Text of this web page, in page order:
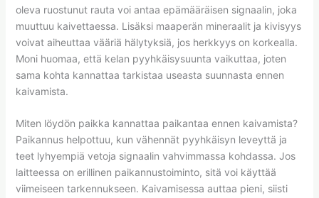
oleva ruostunut rauta voi antaa epämääräisen signaalin, joka
muuttuu kaivettaessa. Lisäksi maaperän mineraalit ja kivisyys
voivat aiheuttaa vääriä hälytyksiä, jos herkkyys on korkealla.
Moni huomaa, että kelan pyyhkäisysuunta vaikuttaa, joten
sama kohta kannattaa tarkistaa useasta suunnasta ennen
kaivamista.
Miten löydön paikka kannattaa paikantaa ennen kaivamista?
Paikannus helpottuu, kun vähennät pyyhkäisyn leveyttä ja
teet lyhyempiä vetoja signaalin vahvimmassa kohdassa. Jos
laitteessa on erillinen paikannustoiminto, sitä voi käyttää
viimeiseen tarkennukseen. Kaivamisessa auttaa pieni, siisti